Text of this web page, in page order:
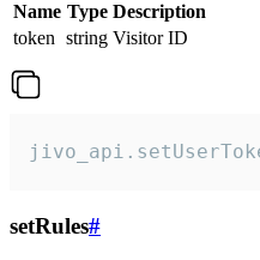
Name Type Description
token string Visitor ID
setRules#